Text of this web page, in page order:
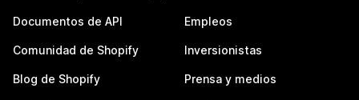
Documentos de API
Comunidad de Shopify
Blog de Shopify
Empleos
Inversionistas
Prensa y medios